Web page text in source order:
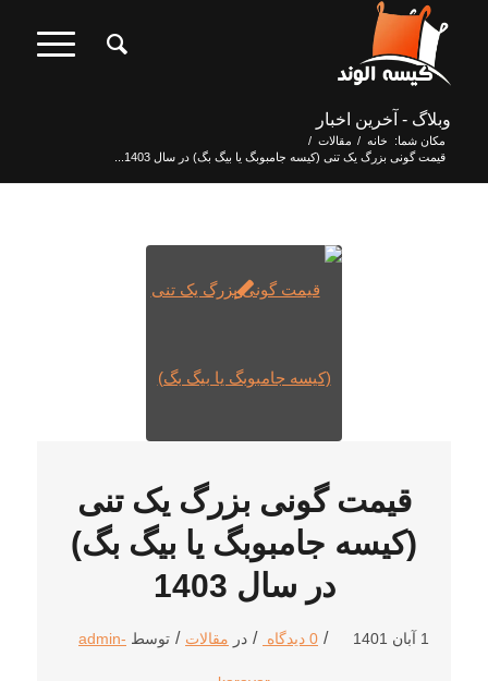
وبلاگ - آخرین اخبار
مکان شما: خانه / مقالات /
قیمت گونی بزرگ یک تنی (کیسه جامبوبگ یا بیگ بگ) در سال 1403...
قیمت گونی بزرگ یک تنی
(کیسه جامبوبگ یا بیگ بگ)
در سال 1403
1 آبان 1401 / 0 دیدگاه / در مقالات / توسط admin-